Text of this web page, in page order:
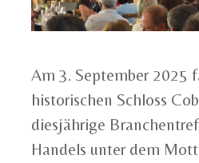
Am 3. September 2025
historischen Schloss
diesjährige
Handels unter dem